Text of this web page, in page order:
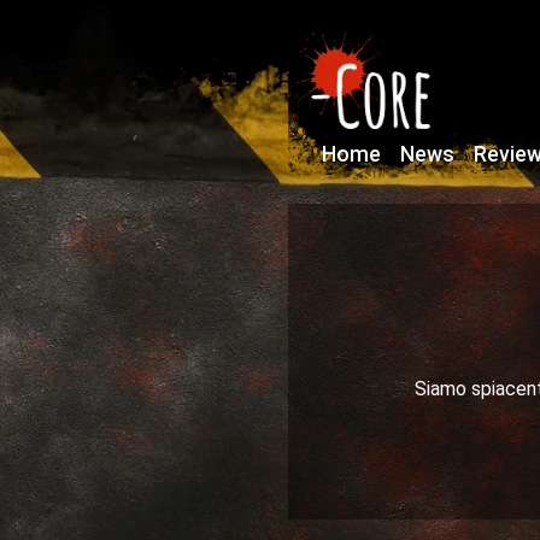
Home News
Siamo